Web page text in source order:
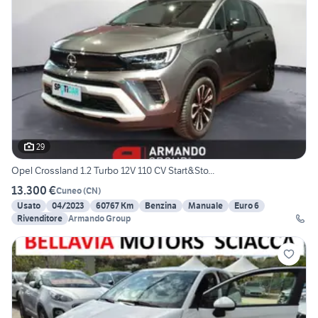
29
Opel Crossland 1.2 Turbo 12V 110 CV Start&Sto...
13.300 €Cuneo(CN)
Usato
04/2023 60767 Km Benzina Manuale
Euro 6
Rivenditore Armando Group